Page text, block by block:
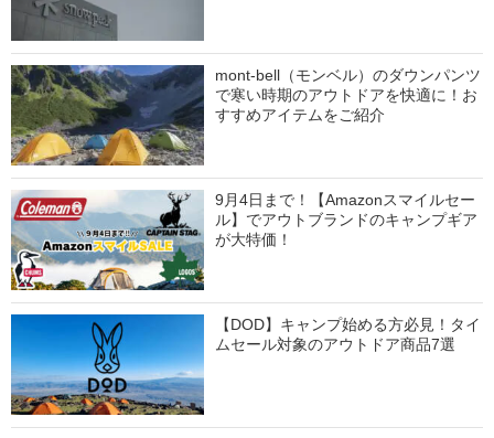
mont-bell（モンベル）のダウンパンツ
で寒い時期のアウトドアを快適に！お
すすめアイテムをご紹介
9月4日まで！【Amazonスマイルセー
ル】でアウトブランドのキャンプギア
が大特価！
【DOD】キャンプ始める方必見！タイ
ムセール対象のアウトドア商品7選